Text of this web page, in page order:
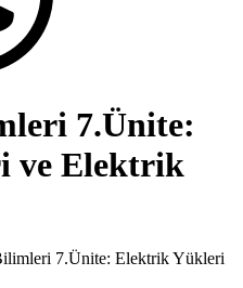
7.Ünite:
ve Elektrik
7.Ünite: Elektrik Yükleri